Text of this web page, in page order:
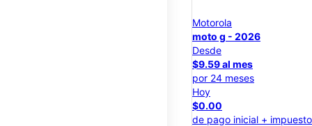
Motorola
moto g - 2026
Desde
$9.59 al mes
por 24 meses
Hoy
$0.00
de pago inicial +